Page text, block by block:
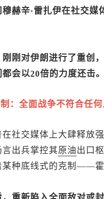
赫辛·雷扎伊在社交
刚对伊朗进行了重创
会以20倍的力度还击
：全面战争不符合任
社交媒体上大肆释放
出兵掌控其原油出口
某种底线式的克制——